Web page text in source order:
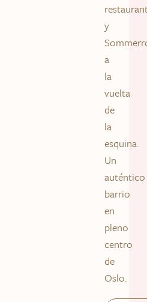
y
a
la
vuelta
de
la
esquina.
Un
auténtico
barrio
en
pleno
centro
de
Oslo.